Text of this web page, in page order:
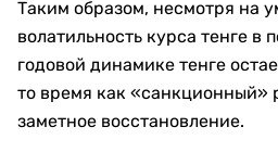
Таким образом, несмотря на
волатильность курса тенге в
годовой динамике тенге
то время как «санкционный»
заметное восстановление.